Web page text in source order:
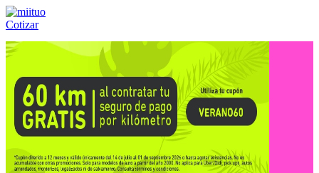
Cotizar
Llámanos al:(55) 84-21-05-00 ó